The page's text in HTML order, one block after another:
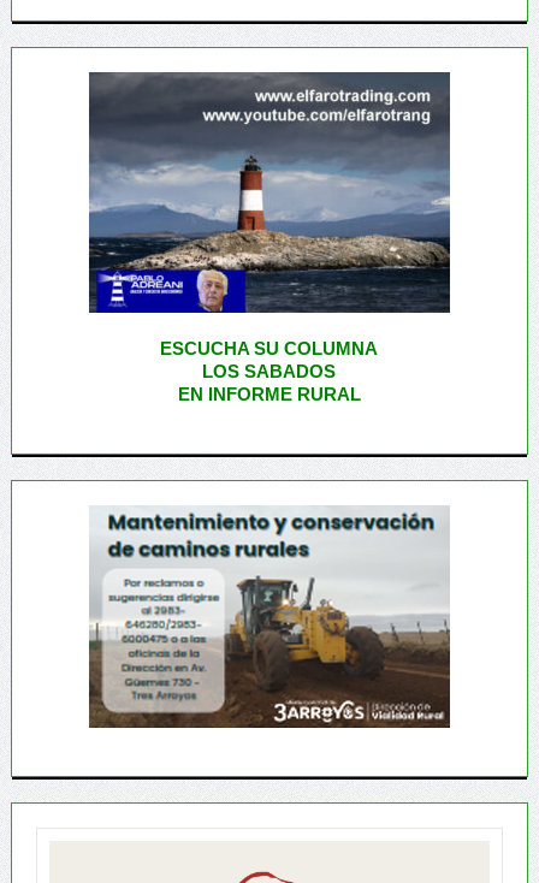
ESCUCHA SU COLUMNA
LOS SABADOS
EN INFORME RURAL